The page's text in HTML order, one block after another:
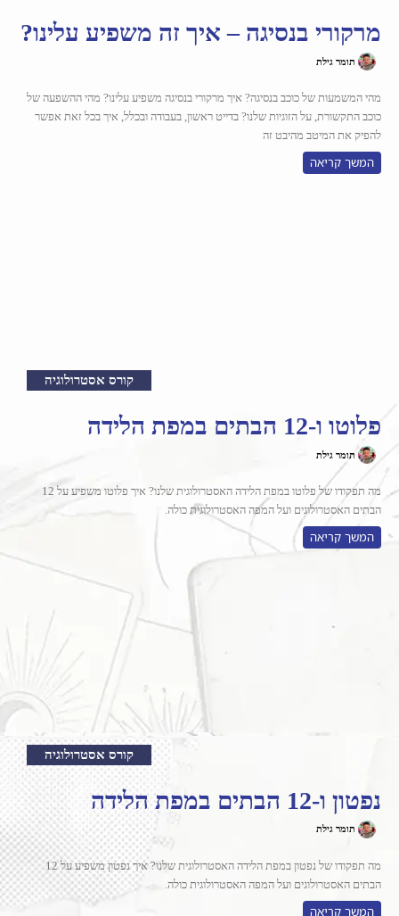
מרקורי בנסיגה – איך זה משפיע עלינו?
תומר גילת
מהי המשמעות של כוכב בנסיגה? איך מרקורי בנסיגה משפיע עלינו? מהי ההשפעה של
כוכב התקשורת, על הזוגיות שלנו? בדייט ראשון, בעבודה ובכלל, איך בכל זאת אפשר
להפיק את המיטב מהיבט זה
המשך קריאה
קורס אסטרולוגיה
פלוטו ו-12 הבתים במפת הלידה
תומר גילת
מה תפקודו של פלוטו במפת הלידה האסטרולוגית שלנו? איך פלוטו משפיע על 12
הבתים האסטרולוגים ועל המפה האסטרולוגית כולה.
המשך קריאה
קורס אסטרולוגיה
נפטון ו-12 הבתים במפת הלידה
תומר גילת
מה תפקודו של נפטון במפת הלידה האסטרולוגית שלנו? איך נפטון משפיע על 12
הבתים האסטרולוגים ועל המפה האסטרולוגית כולה.
המשך קריאה